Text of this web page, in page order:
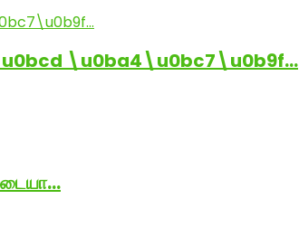
\u0ba4\u0bc7\u0b9f…